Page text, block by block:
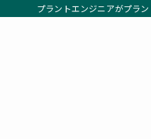
プラントエンジニアがプラ